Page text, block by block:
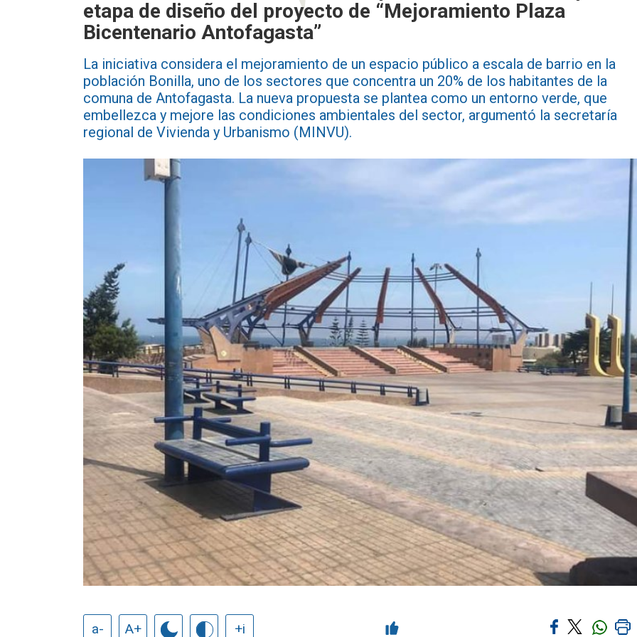
etapa de diseño del proyecto de “Mejoramiento Plaza
Bicentenario Antofagasta”
La iniciativa considera el mejoramiento de un espacio público a escala de barrio en la
población Bonilla, uno de los sectores que concentra un 20% de los habitantes de la
comuna de Antofagasta. La nueva propuesta se plantea como un entorno verde, que
embellezca y mejore las condiciones ambientales del sector, argumentó la secretaría
regional de Vivienda y Urbanismo (MINVU).
a- A+ +i